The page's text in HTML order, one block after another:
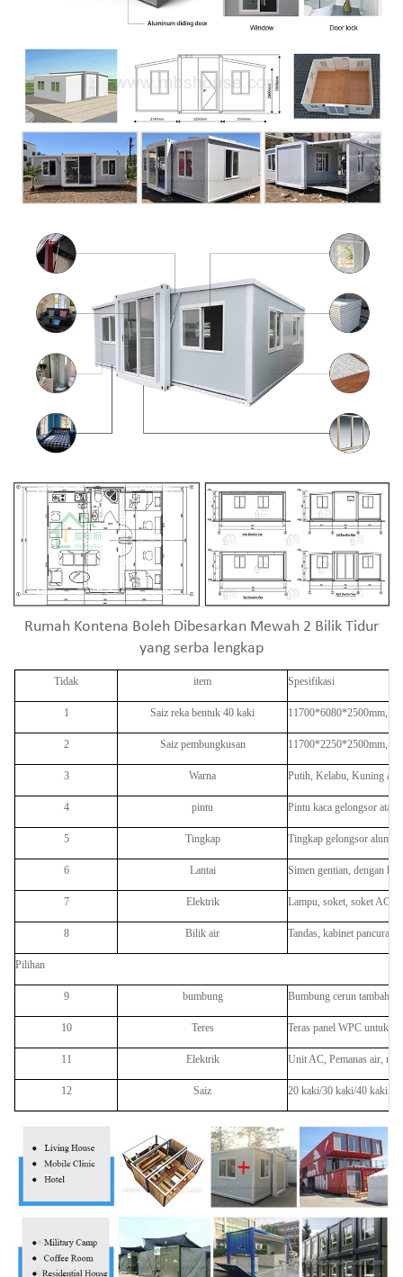
Rumah Kontena Boleh Dibesarkan Mewah 2 Bilik Tidur
yang serba lengkap
Tidak item Spesifikasi
1 Saiz reka bentuk 40 kaki 11700*6080*2500mm,
2 Saiz pembungkusan 11700*2250*2500mm,
3 Warna Putih, Kelabu, Kuning
4 pintu Pintu kaca gelongsor atau
5 Tingkap Tingkap gelongsor
6 Lantai Simen gentian, dengan
7 Elektrik Lampu, soket, soket AC,
8 Bilik air Tandas, kabinet pancuran
Pilihan
9 bumbung Bumbung cerun tambahan
10 Teres Teras panel WPC untuk
11 Elektrik Unit AC, Pemanas air, rak
12 Saiz 20 kaki/30 kaki/40 kaki